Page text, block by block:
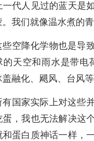
一代人见过的蓝天是
我们就像温水煮的
些空降化学物也是导
的天空和雨水是带电
融化、飓风、台风
有国家实际上对这些
蛋，我也无法解决这
和蛋白质神话一样，